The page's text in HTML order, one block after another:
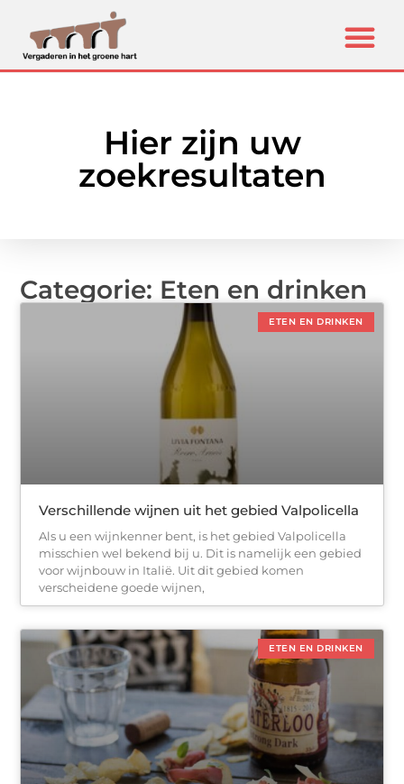
Hier zijn uw
zoekresultaten
Categorie: Eten en drinken
ETEN EN DRINKEN
Verschillende wijnen uit het gebied Valpolicella
Als u een wijnkenner bent, is het gebied Valpolicella
misschien wel bekend bij u. Dit is namelijk een gebied
voor wijnbouw in Italië. Uit dit gebied komen
verscheidene goede wijnen,
ETEN EN DRINKEN